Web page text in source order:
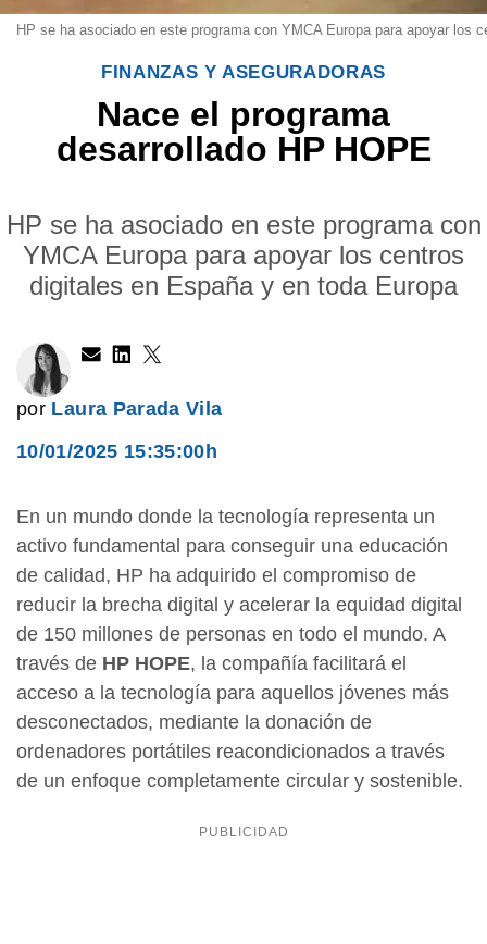
HP se ha asociado en este programa con YMCA Europa para apoyar los
FINANZAS Y ASEGURADORAS
Nace el programa
desarrollado HP HOPE
HP se ha asociado en este programa con
YMCA Europa para apoyar los centros
digitales en España y en toda Europa
por Laura Parada Vila
10/01/2025 15:35:00h
En un mundo donde la tecnología representa un
activo fundamental para conseguir una educación
de calidad, HP ha adquirido el compromiso de
reducir la brecha digital y acelerar la equidad digital
de 150 millones de personas en todo el mundo. A
través de HP HOPE, la compañía facilitará el
acceso a la tecnología para aquellos jóvenes más
desconectados, mediante la donación de
ordenadores portátiles reacondicionados a través
de un enfoque completamente circular y sostenible.